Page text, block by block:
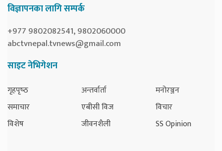
विज्ञापनका लागि सम्पर्क
+977 9802082541, 9802060000
abctvnepal.tvnews@gmail.com
साइट नेभिगेशन
गृहपृष्‍ठ
समाचार
विशेष
अन्तर्वार्ता
एबीसी विज
जीवनशैली
मनोरञ्जन
विचार
SS Opinion